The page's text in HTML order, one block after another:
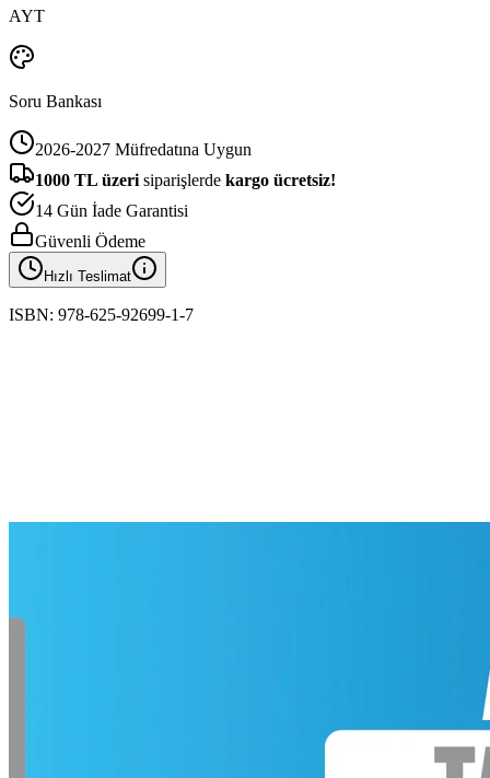
AYT
Soru Bankası
2026-2027 Müfredatına Uygun
1000 TL üzeri siparişlerde kargo ücretsiz!
14 Gün İade Garantisi
Güvenli Ödeme
Hızlı Teslimat
ISBN: 978-625-92699-1-7